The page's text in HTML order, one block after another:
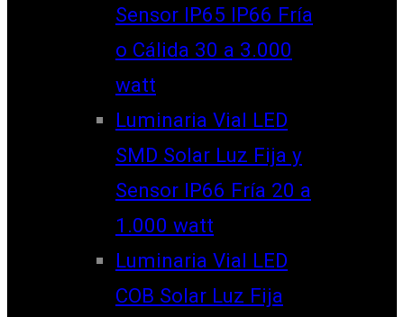
Sensor IP65 IP66 Fría
o Cálida 30 a 3.000
watt
Luminaria Vial LED
SMD Solar Luz Fija y
Sensor IP66 Fría 20 a
1.000 watt
Luminaria Vial LED
COB Solar Luz Fija